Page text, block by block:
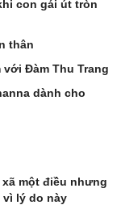
con gái út tròn
thân
Đàm Thu Trang
dành cho
một điều nhưng
lý do này